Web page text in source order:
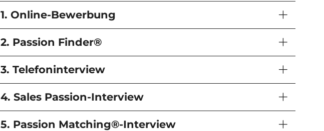
1. Online-Bewerbung
2. Passion Finder®
3. Telefoninterview
4. Sales Passion-Interview
5. Passion Matching®-Interview